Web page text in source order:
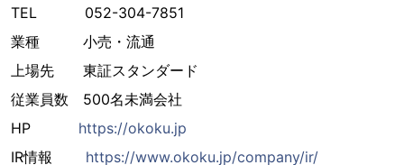
TEL 052-304-7851
業種 小売・流通
上場先 東証スタンダード
従業員数 500名未満会社
HP https://okoku.jp
IR情報 https://www.okoku.jp/company/ir/